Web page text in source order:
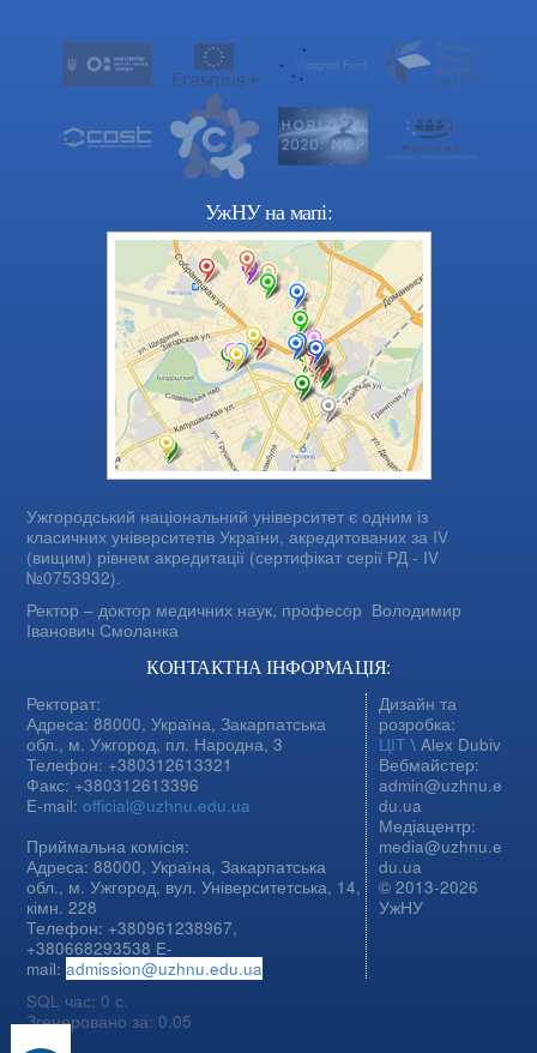
УжНУ на мапі:
Ужгородський національний університет є одним із
класичних університетів України, акредитованих за IV
(вищим) рівнем акредитації (сертифікат серії РД - IV
№0753932).
Ректор – доктор медичних наук, професор Володимир
Іванович Смоланка
КОНТАКТНА ІНФОРМАЦІЯ:
Ректорат:
Адреса: 88000, Україна, Закарпатська
обл., м. Ужгород, пл. Народна, 3
Телефон: +380312613321
Факс: +380312613396
E-mail:official@uzhnu.edu.ua
Приймальна комісія:
Адреса: 88000, Україна, Закарпатська
обл., м. Ужгород, вул. Університетська, 14,
кімн. 228
Телефон: +380961238967,
+380668293538 E-
mail:admission@uzhnu.edu.ua
Дизайн та
розробка:
ЦІТ \ Alex Dubiv
Вебмайстер:
admin@uzhnu.e
du.ua
Медіацентр:
media@uzhnu.e
du.ua
© 2013-2026
УжНУ
SQL час: 0 с.
Згенеровано за: 0.05